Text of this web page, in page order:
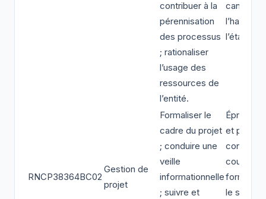
contribuer à la
pérennisation
des processus
; rationaliser
l’usage des
ressources de
l’entité.
candidat
RNCP38364BC02
Gestion de
projet
Formaliser le
cadre du projet
; conduire une
veille
informationnelle
; suivre et
Épreuve
et
contrôle
cours de
le statut